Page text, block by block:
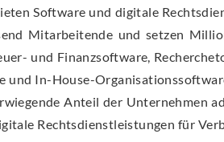
Software und digitale
Mitarbeitende und setzen
und Finanzsoftware,
und In-House-
Anteil der Unternehmen
Rechtsdienstleistungen für